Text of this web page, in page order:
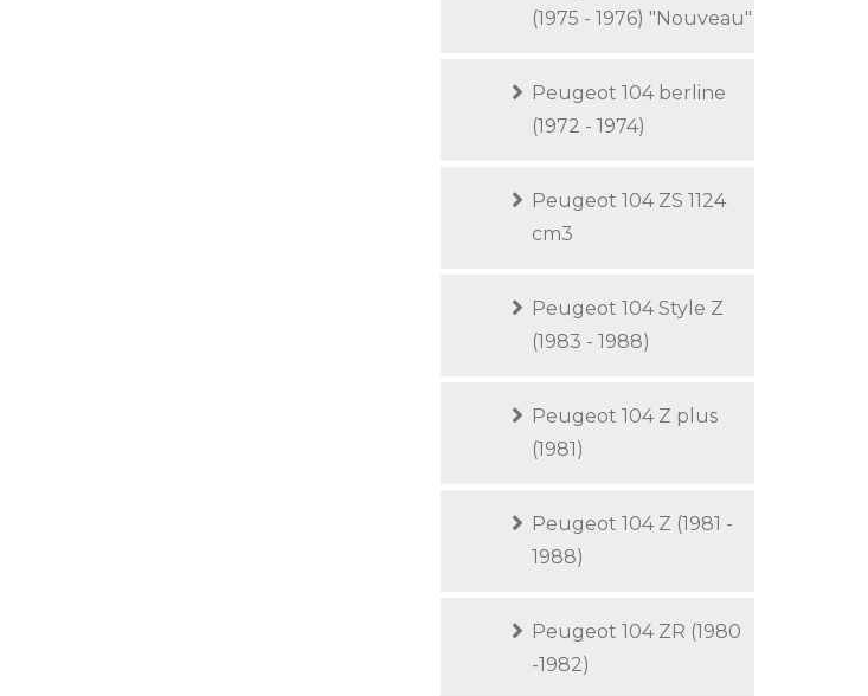
(1975 - 1976) "Nouveau"
Peugeot 104 berline
(1972 - 1974)
Peugeot 104 ZS 1124
cm3
Peugeot 104 Style Z
(1983 - 1988)
Peugeot 104 Z plus
(1981)
Peugeot 104 Z (1981 -
1988)
Peugeot 104 ZR (1980
-1982)